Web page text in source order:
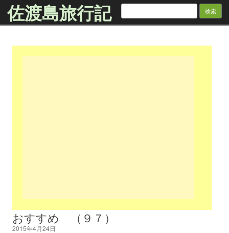
佐渡島旅行記 検
おすすめ （９７）
2015年4月24日